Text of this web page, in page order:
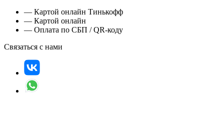
— Картой онлайн Тинькофф
— Картой онлайн
— Оплата по СБП / QR-коду
Связаться с нами